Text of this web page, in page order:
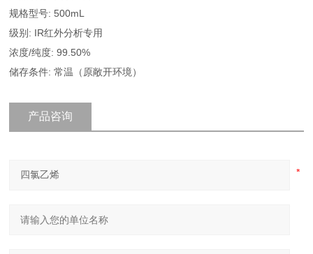
规格型号: 500mL
级别: IR红外分析专用
浓度/纯度: 99.50%
储存条件: 常温（原敞开环境）
产品咨询